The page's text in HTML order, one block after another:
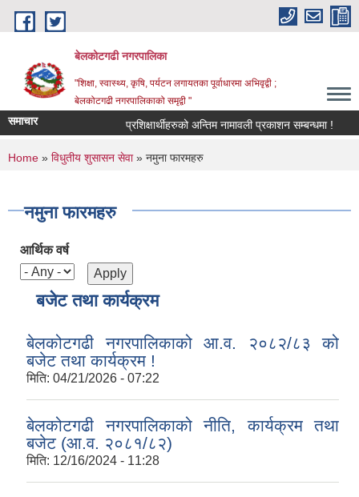
Skip to main content
बेलकोटगढी नगरपालिका
"शिक्षा, स्वास्थ्य, कृषि, पर्यटन लगायतका पूर्वाधारमा अभिवृद्वी ;
बेलकोटगढी नगरपालिकाको समृद्वी "
समाचार प्रशिक्षार्थीहरुको अन्तिम नामावली प्रकाशन सम्बन्धमा !
You are here
Home » विधुतीय शुसासन सेवा» नमुना फारमहरु
नमुना फारमहरु
आर्थिक वर्ष
बजेट तथा कार्यक्रम
बेलकोटगढी नगरपालिकाको आ.व. २०८२/८३ को
बजेट तथा कार्यक्रम !
मिति: 04/21/2026 - 07:22
बेलकोटगढी नगरपालिकाको नीति, कार्यक्रम तथा
बजेट (आ.व. २०८१/८२)
मिति: 12/16/2024 - 11:28